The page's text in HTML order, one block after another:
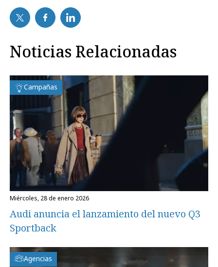
Noticias Relacionadas
Campañas
miércoles, 28 de enero 2026
Audi anuncia el lanzamiento del nuevo Q3
Sportback
Agencias